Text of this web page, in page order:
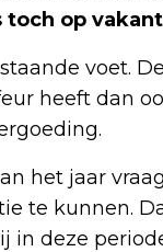
toch op
voet.
heeft dan
het jaar
te kunnen.
in deze